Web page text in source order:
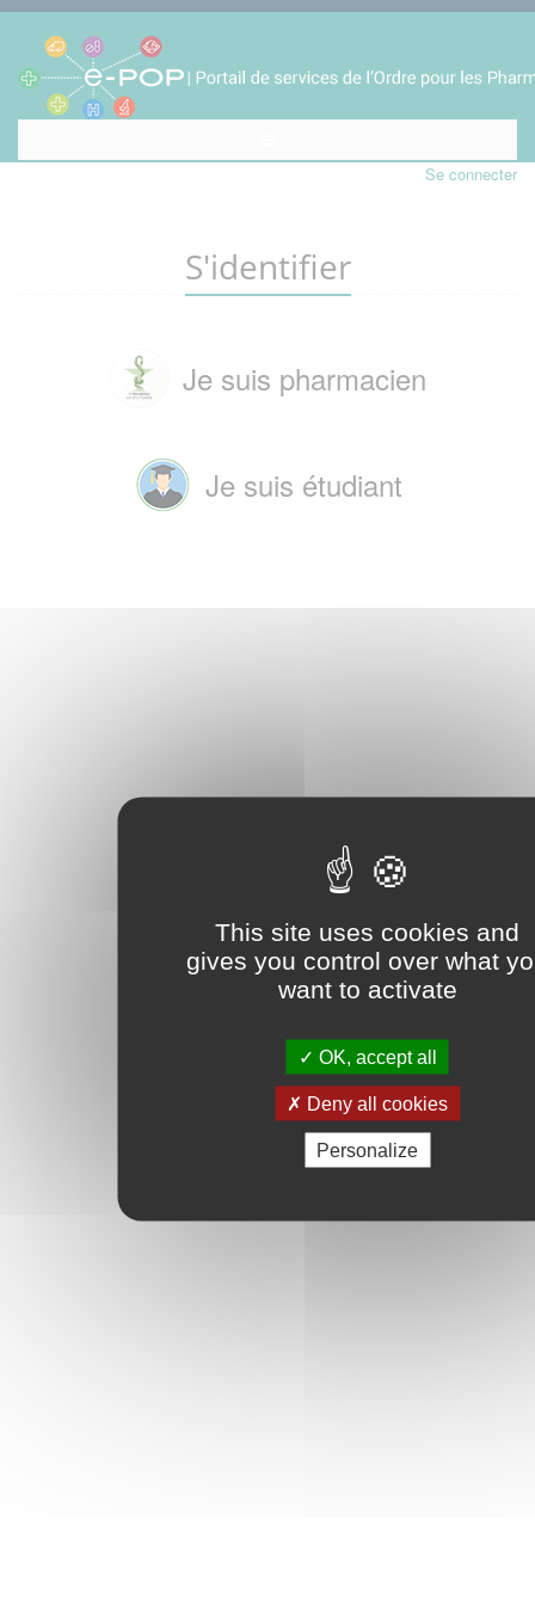
This site uses cookies and
gives you control over what
want to activate
OK, accept all
Deny all cookies
Personalize
Se connecter
S'identifier
Je suis pharmacien
Je suis étudiant